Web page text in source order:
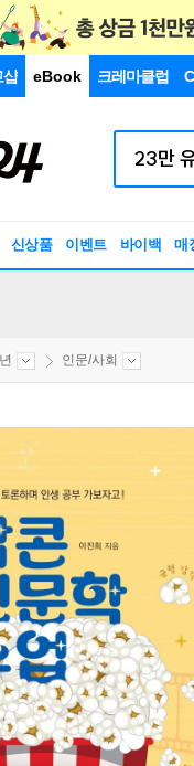
샵 eBook 크레마클럽
신상품 이벤트 바이백 매
인문/사회